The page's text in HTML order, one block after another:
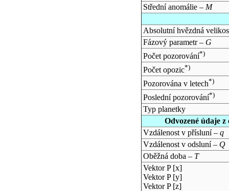
Střední anomálie – M
Absolutní hvězdná
Fázový parametr – G
Počet pozorování*)
Počet opozic*)
Pozorována v letech*)
Poslední pozorování*)
Typ planetky
Odvozené údaje
Vzdálenost v přísluní – q
Vzdálenost v odsluní – Q
Oběžná doba – T
Vektor P [x]
Vektor P [y]
Vektor P [z]